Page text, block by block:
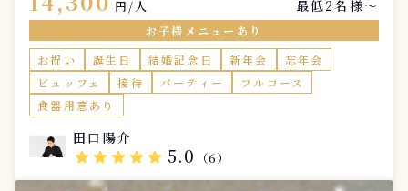
円/人 最低2名様〜
お子様メニューあり
お祝い
誕生日 結婚記念日 新年会
忘年会
ビュッフェ
接待 パーティー
フルコース
食器用意あり
田口陽介
star star star star star 5.0 （6）